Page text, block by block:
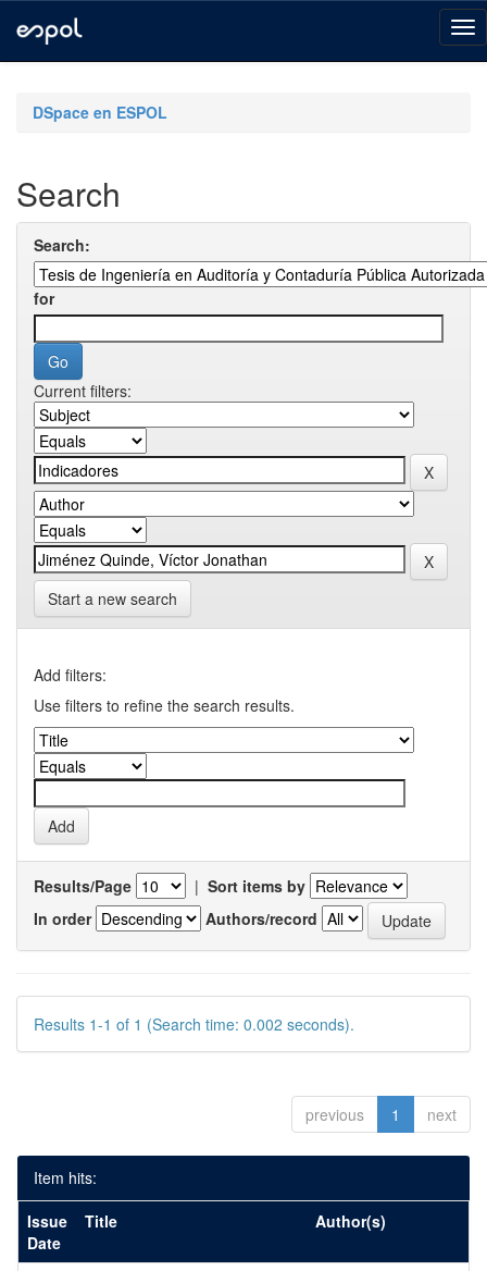
navigationDSpace en ESPOL
Search
Search:
for
Current filters:
Start a new search
Add filters:
Use filters to refine the search results.
Results/Page | Sort items by
In order
Authors/record
Results 1-1 of 1 (Search time: 0.002 seconds).
previous 1 next
Item hits:
Issue
Date
Title Author(s)